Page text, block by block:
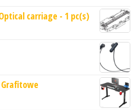
carriage - 1 pc(s)
Grafitowe